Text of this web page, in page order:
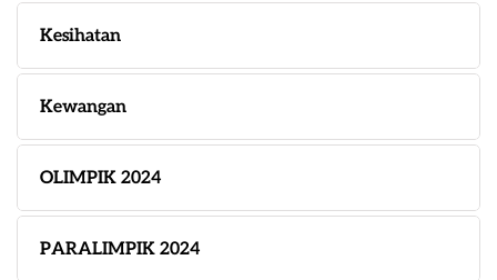
Kesihatan
Kewangan
OLIMPIK 2024
PARALIMPIK 2024